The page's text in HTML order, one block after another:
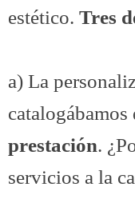
estético.Tres
a) La
prestación.
servicios a la